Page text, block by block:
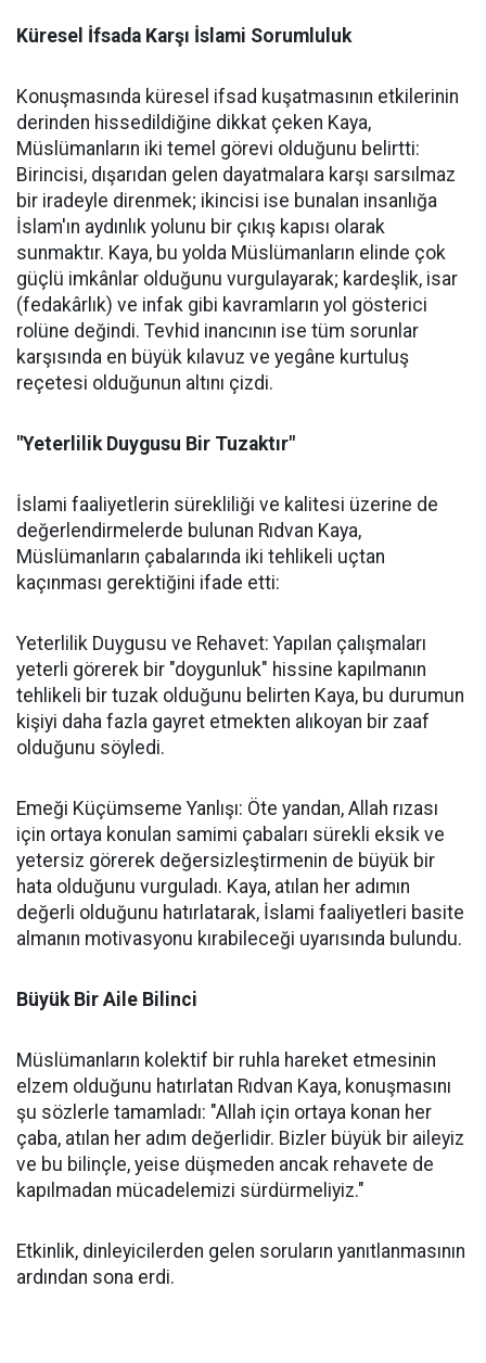
Küresel İfsada Karşı İslami Sorumluluk
Konuşmasında küresel ifsad kuşatmasının etkilerinin
derinden hissedildiğine dikkat çeken Kaya,
Müslümanların iki temel görevi olduğunu belirtti:
Birincisi, dışarıdan gelen dayatmalara karşı sarsılmaz
bir iradeyle direnmek; ikincisi ise bunalan insanlığa
İslam'ın aydınlık yolunu bir çıkış kapısı olarak
sunmaktır. Kaya, bu yolda Müslümanların elinde çok
güçlü imkânlar olduğunu vurgulayarak; kardeşlik, isar
(fedakârlık) ve infak gibi kavramların yol gösterici
rolüne değindi. Tevhid inancının ise tüm sorunlar
karşısında en büyük kılavuz ve yegâne kurtuluş
reçetesi olduğunun altını çizdi.
"Yeterlilik Duygusu Bir Tuzaktır"
İslami faaliyetlerin sürekliliği ve kalitesi üzerine de
değerlendirmelerde bulunan Rıdvan Kaya,
Müslümanların çabalarında iki tehlikeli uçtan
kaçınması gerektiğini ifade etti:
Yeterlilik Duygusu ve Rehavet: Yapılan çalışmaları
yeterli görerek bir "doygunluk" hissine kapılmanın
tehlikeli bir tuzak olduğunu belirten Kaya, bu durumun
kişiyi daha fazla gayret etmekten alıkoyan bir zaaf
olduğunu söyledi.
Emeği Küçümseme Yanlışı: Öte yandan, Allah rızası
için ortaya konulan samimi çabaları sürekli eksik ve
yetersiz görerek değersizleştirmenin de büyük bir
hata olduğunu vurguladı. Kaya, atılan her adımın
değerli olduğunu hatırlatarak, İslami faaliyetleri basite
almanın motivasyonu kırabileceği uyarısında bulundu.
Büyük Bir Aile Bilinci
Müslümanların kolektif bir ruhla hareket etmesinin
elzem olduğunu hatırlatan Rıdvan Kaya, konuşmasını
şu sözlerle tamamladı: "Allah için ortaya konan her
çaba, atılan her adım değerlidir. Bizler büyük bir aileyiz
ve bu bilinçle, yeise düşmeden ancak rehavete de
kapılmadan mücadelemizi sürdürmeliyiz."
Etkinlik, dinleyicilerden gelen soruların yanıtlanmasının
ardından sona erdi.